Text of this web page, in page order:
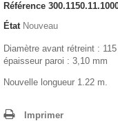
Référence
État Nouveau
Diamètre avant rétreint :
épaisseur paroi : 3,10 mm
Nouvelle longueur 1.22 m.
Imprimer